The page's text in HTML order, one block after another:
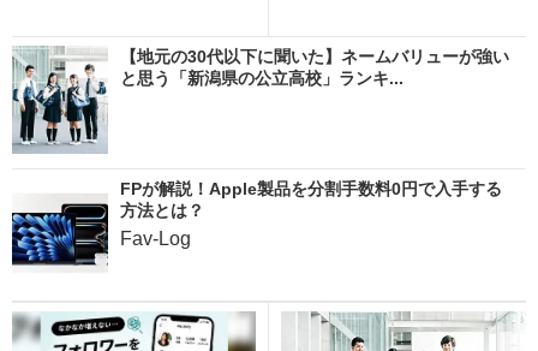
【地元の30代以下に聞いた】ネームバリューが強い
と思う「新潟県の公立高校」ランキ...
FPが解説！Apple製品を分割手数料0円で入手する
方法とは？
Fav-Log